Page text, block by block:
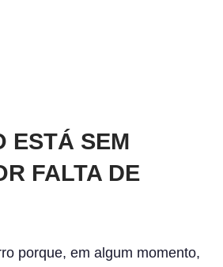
ESTÁ SEM
FALTA DE
porque, em algum momento,